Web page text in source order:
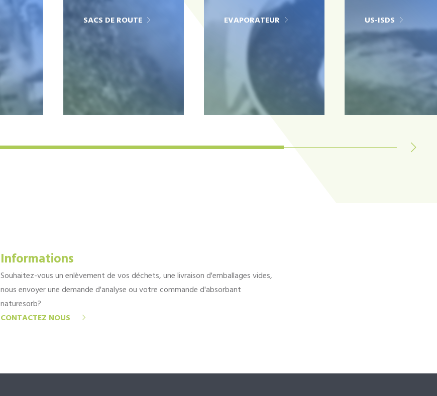
SACS DE ROUTE EVAPORATEUR US-ISDS
Informations
Souhaitez-vous un enlèvement de vos déchets, une livraison d'emballages vides,
nous envoyer une demande d'analyse ou votre commande d'absorbant
naturesorb?
CONTACTEZ NOUS